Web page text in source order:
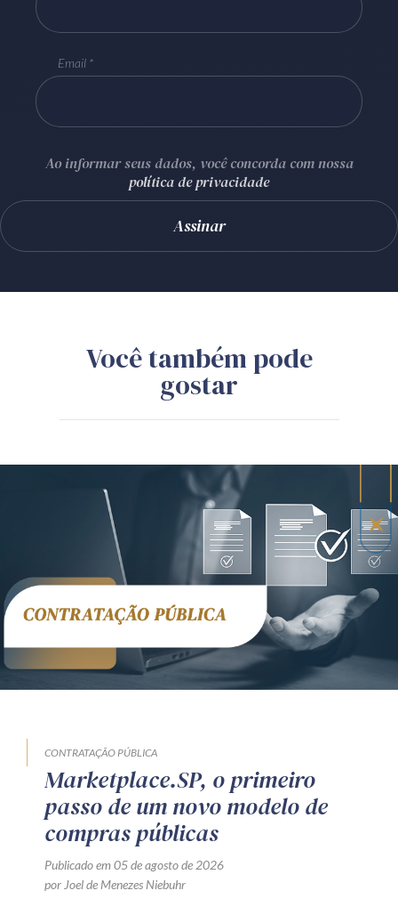
Email
Ao informar seus dados, você concorda com nossa
política de privacidade
Você também pode
gostar
CONTRATAÇÃO PÚBLICA
Marketplace.SP, o primeiro
passo de um novo modelo de
compras públicas
Publicado em 05 de agosto de 2026
por Joel de Menezes Niebuhr